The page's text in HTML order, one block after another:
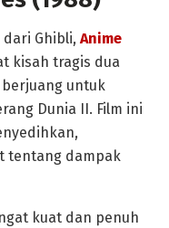
Ghibli, Anime
kisah tragis dua
berjuang untuk
Dunia II. Film ini
tentang dampak
kuat dan penuh